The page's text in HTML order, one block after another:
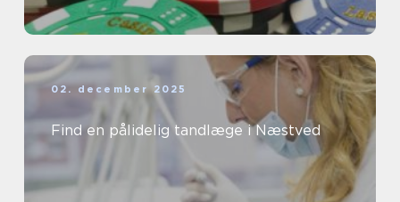
02. december 2025
Find en pålidelig tandlæge i Næstved